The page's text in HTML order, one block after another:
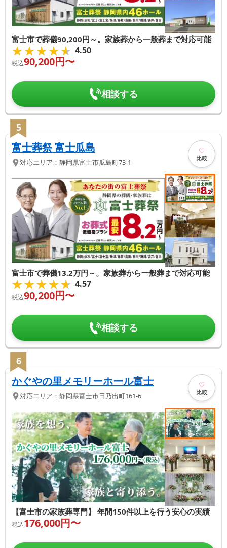
富士市で葬儀90,200円～。家族葬から一般葬まで対応可能
★★★★★
★★★★★ 4.50
税込90,200円〜
相談する
5
富士葬祭 富士瓜島
対応エリア： 静岡県富士市瓜島町73-1 比較
富士市で葬儀13.2万円～。家族葬から一般葬まで対応可能
★★★★★
★★★★★ 4.57
税込90,200円〜
相談する
6
かぐやの里メモリーホール富士
対応エリア： 静岡県富士市日乃出町161-6 比較
【富士市の家族葬専門】 年間150件以上を行う安心の実績
税込176,000円〜